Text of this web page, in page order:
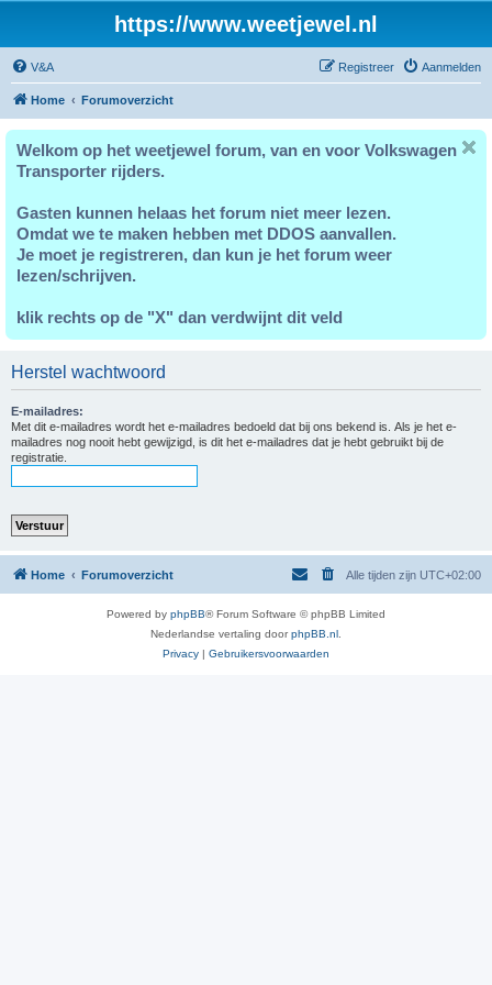
https://www.weetjewel.nl
V&A Aanmelden
Registreer
Home Forumoverzicht
Welkom op het weetjewel forum, van en voor Volkswagen
Transporter rijders.
Gasten kunnen helaas het forum niet meer lezen.
Omdat we te maken hebben met DDOS aanvallen.
Je moet je registreren, dan kun je het forum weer
lezen/schrijven.
klik rechts op de "X" dan verdwijnt dit veld
Herstel wachtwoord
E-mailadres:
Met dit e-mailadres wordt het e-mailadres bedoeld dat bij ons bekend is. Als je het e-
mailadres nog nooit hebt gewijzigd, is dit het e-mailadres dat je hebt gebruikt bij de
registratie.
Home Forumoverzicht Alle tijden zijn UTC+02:00
Powered by phpBB® Forum Software © phpBB Limited
Nederlandse vertaling doorphpBB.nl
Privacy | Gebruikersvoorwaarden